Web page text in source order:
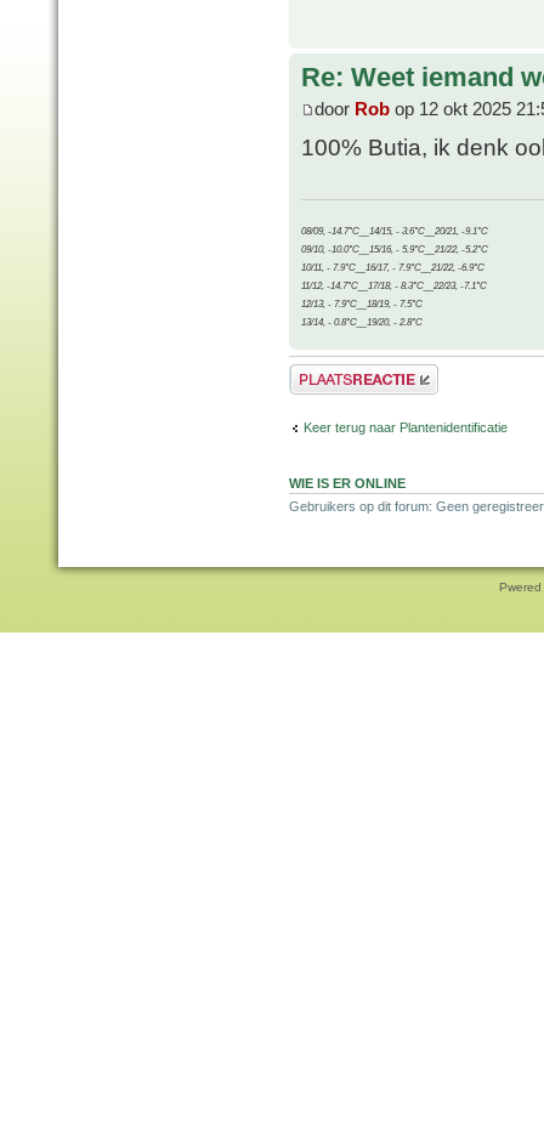
Re: Weet iemand
door Rob op 12 okt 2025
100% Butia, ik denk
08/09, -14.7°C__14/15, - 3.6°C__20/21, -9.1°C
09/10, -10.0°C__15/16, - 5.9°C__21/22, -5.2°C
10/11, - 7.9°C__16/17, - 7.9°C__21/22, -6.9°C
11/12, -14.7°C__17/18, - 8.3°C__22/23, -7.1°C
12/13, - 7.9°C__18/19, - 7.5°C
13/14, - 0.8°C__19/20, - 2.8°C
Plaats een reactie
Keer terug naar Plantenidentificatie
WIE IS ER ONLINE
Gebruikers op dit forum: Geen